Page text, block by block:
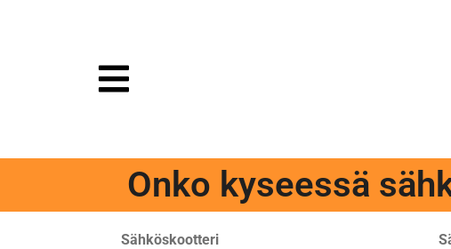
Onko kyseessä
Sähköskootteri